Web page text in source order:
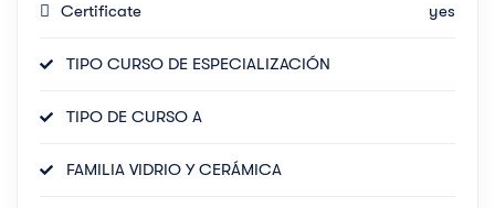
Certificate yes
TIPO CURSO DE ESPECIALIZACIÓN
TIPO DE CURSO A
FAMILIA VIDRIO Y CERÁMICA